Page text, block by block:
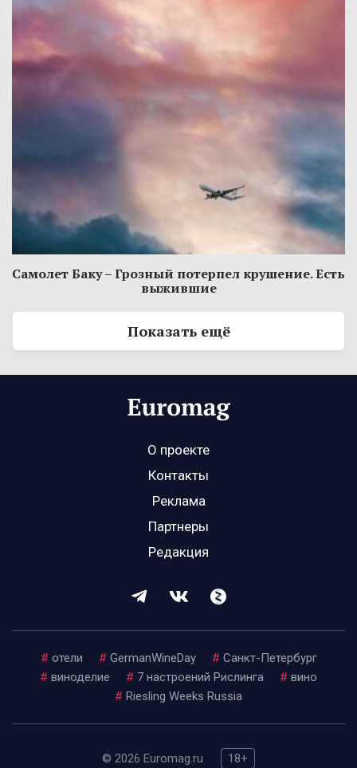
Самолет Баку – Грозный потерпел крушение. Есть
выжившие
Показать ещё
О проекте
Контакты
Реклама
Партнеры
Редакция
# отели # GermanWineDay # Санкт-Петербург
# виноделие # 7 настроений Рислинга # вино
# Riesling Weeks Russia
© 2026 Euromag.ru 18+